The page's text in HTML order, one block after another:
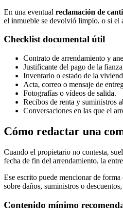
En una eventual reclamación de
el inmueble se devolvió limpio, o si el
Checklist documental útil
Contrato de arrendamiento y
Justificante del pago de la
Inventario o estado de la
Acta, correo o mensaje de
Fotografías o vídeos de salida.
Recibos de renta y suministros
Conversaciones en las que el
Cómo redactar una
Cuando el propietario no contesta,
fecha de fin del arrendamiento, la
Ese escrito puede mencionar de forma
sobre daños, suministros o
Contenido mínimo